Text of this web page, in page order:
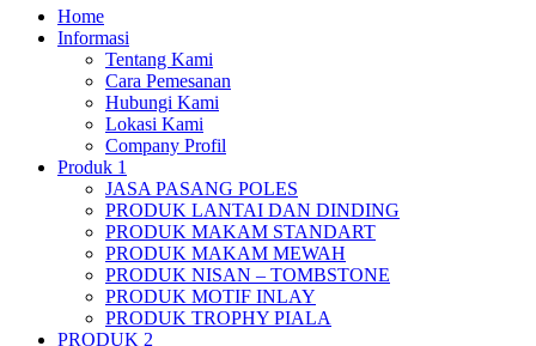
Home
Informasi
Tentang Kami
Cara Pemesanan
Hubungi Kami
Lokasi Kami
Company Profil
Produk 1
JASA PASANG POLES
PRODUK LANTAI DAN DINDING
PRODUK MAKAM STANDART
PRODUK MAKAM MEWAH
PRODUK NISAN – TOMBSTONE
PRODUK MOTIF INLAY
PRODUK TROPHY PIALA
PRODUK 2